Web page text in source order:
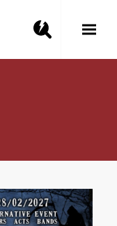
Toggle